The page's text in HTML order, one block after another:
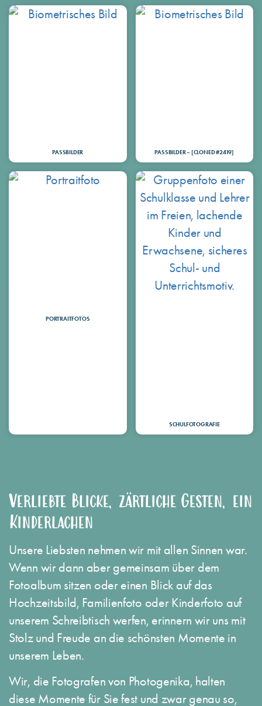
PASSBILDER PASSBILDER – [CLONED #2419]
PORTRAITFOTOS
SCHULFOTOGRAFIE
Verliebte Blicke, zärtliche Gesten, ein
Kinderlachen
Unsere Liebsten nehmen wir mit allen Sinnen war.
Wenn wir dann aber gemeinsam über dem
Fotoalbum sitzen oder einen Blick auf das
Hochzeitsbild, Familienfoto oder Kinderfoto auf
unserem Schreibtisch werfen, erinnern wir uns mit
Stolz und Freude an die schönsten Momente in
unserem Leben.
Wir, die Fotografen von Photogenika, halten
diese Momente für Sie fest und zwar genau so,